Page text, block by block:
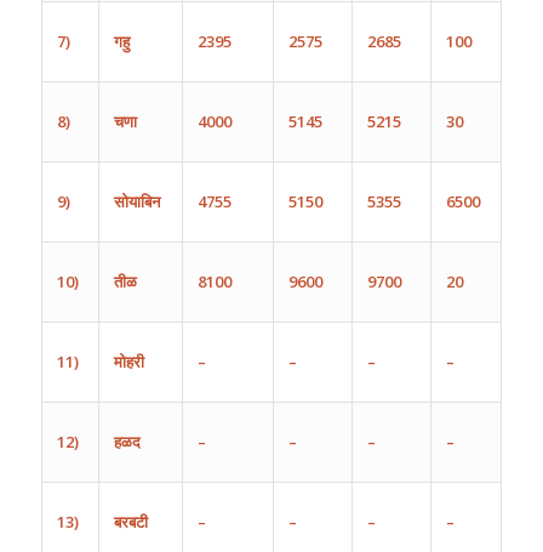
7) गहु 2395 2575 2685 100
8) चणा 4000 5145 5215 30
9) सोयाबिन 4755 5150 5355 6500
10) तीळ 8100 9600 9700 20
11) मोहरी – – – –
12) हळद – – – –
13) बरबटी – – – –